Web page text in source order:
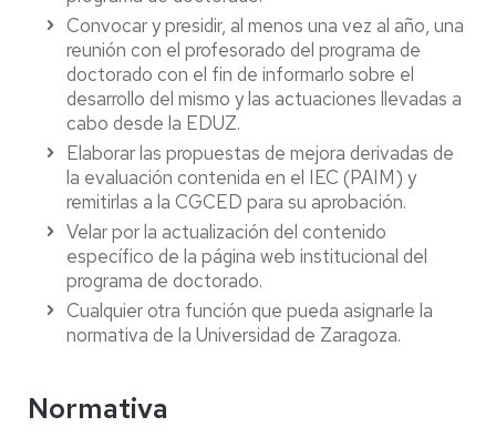
Convocar y presidir, al menos una vez al año, una
reunión con el profesorado del programa de
doctorado con el fin de informarlo sobre el
desarrollo del mismo y las actuaciones llevadas a
cabo desde la EDUZ.
Elaborar las propuestas de mejora derivadas de
la evaluación contenida en el IEC (PAIM) y
remitirlas a la CGCED para su aprobación.
Velar por la actualización del contenido
específico de la página web institucional del
programa de doctorado.
Cualquier otra función que pueda asignarle la
normativa de la Universidad de Zaragoza.
Normativa